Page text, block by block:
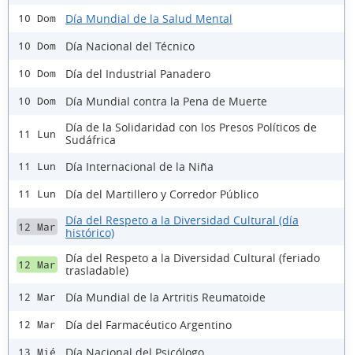
10 Dom Día Mundial de la Salud Mental
10 Dom Día Nacional del Técnico
10 Dom Día del Industrial Panadero
10 Dom Día Mundial contra la Pena de Muerte
11 Lun
Día de la Solidaridad con los Presos Políticos de
Sudáfrica
11 Lun Día Internacional de la Niña
11 Lun Día del Martillero y Corredor Público
12 Mar
Día del Respeto a la Diversidad Cultural (día
histórico)
12 Mar
Día del Respeto a la Diversidad Cultural (feriado
trasladable)
12 Mar Día Mundial de la Artritis Reumatoide
12 Mar Día del Farmacéutico Argentino
13 Mié